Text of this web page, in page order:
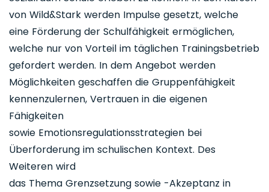
von Wild&Stark werden Impulse gesetzt, welche
eine Förderung der Schulfähigkeit ermöglichen,
welche nur von Vorteil im täglichen Trainingsbetrieb
gefordert werden. In dem Angebot werden
Möglichkeiten geschaffen die Gruppenfähigkeit
kennenzulernen, Vertrauen in die eigenen
Fähigkeiten
sowie Emotionsregulationsstrategien bei
Überforderung im schulischen Kontext. Des
Weiteren wird
das Thema Grenzsetzung sowie -Akzeptanz in